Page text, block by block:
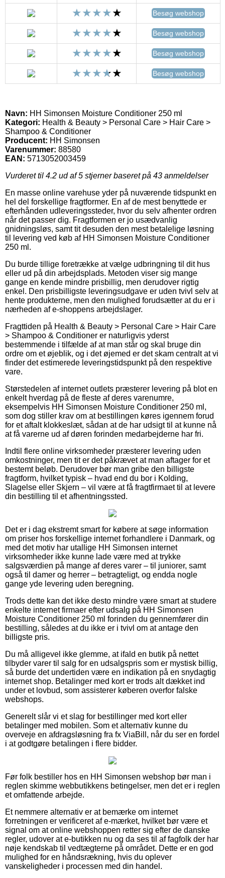
Besøg webshop
Besøg webshop
Besøg webshop
Besøg webshop
Navn: HH Simonsen Moisture Conditioner 250 ml
Kategori: Health & Beauty > Personal Care > Hair Care >
Shampoo & Conditioner
Producent: HH Simonsen
Varenummer: 88580
EAN: 5713052003459
Vurderet til 4.2 ud af 5 stjerner baseret på 43 anmeldelser
En masse online varehuse yder på nuværende tidspunkt en
hel del forskellige fragtformer. En af de mest benyttede er
efterhånden udleveringssteder, hvor du selv afhenter ordren
når det passer dig. Fragtformen er jo usædvanlig
gnidningsløs, samt tit desuden den mest betalelige løsning
til levering ved køb af HH Simonsen Moisture Conditioner
250 ml.
Du burde tillige foretrække at vælge udbringning til dit hus
eller ud på din arbejdsplads. Metoden viser sig mange
gange en kende mindre prisbillig, men derudover rigtig
enkel. Den prisbilligste leveringsudgave er uden tvivl selv at
hente produkterne, men den mulighed forudsætter at du er i
nærheden af e-shoppens arbejdslager.
Fragttiden på Health & Beauty > Personal Care > Hair Care
> Shampoo & Conditioner er naturligvis yderst
bestemmende i tilfælde af at man står og skal bruge din
ordre om et øjeblik, og i det øjemed er det skam centralt at vi
finder det estimerede leveringstidspunkt på den respektive
vare.
Størstedelen af internet outlets præsterer levering på blot en
enkelt hverdag på de fleste af deres varenumre,
eksempelvis HH Simonsen Moisture Conditioner 250 ml,
som dog stiller krav om at bestillingen køres igennem forud
for et aftalt klokkeslæt, sådan at de har udsigt til at kunne nå
at få varerne ud af døren forinden medarbejderne har fri.
Indtil flere online virksomheder præsterer levering uden
omkostninger, men tit er det påkrævet at man aftager for et
bestemt beløb. Derudover bør man gribe den billigste
fragtform, hvilket typisk – hvad end du bor i Kolding,
Slagelse eller Skjern – vil være at få fragtfirmaet til at levere
din bestilling til et afhentningssted.
Det er i dag ekstremt smart for købere at søge information
om priser hos forskellige internet forhandlere i Danmark, og
med det motiv har utallige HH Simonsen internet
virksomheder ikke kunne lade være med at trykke
salgsværdien på mange af deres varer – til juniorer, samt
også til damer og herrer – betragteligt, og endda nogle
gange yde levering uden beregning.
Trods dette kan det ikke desto mindre være smart at studere
enkelte internet firmaer efter udsalg på HH Simonsen
Moisture Conditioner 250 ml forinden du gennemfører din
bestilling, således at du ikke er i tvivl om at antage den
billigste pris.
Du må alligevel ikke glemme, at ifald en butik på nettet
tilbyder varer til salg for en udsalgspris som er mystisk billig,
så burde det undertiden være en indikation på en snydagtig
internet shop. Betalinger med kort er trods alt dækket ind
under et lovbud, som assisterer køberen overfor falske
webshops.
Generelt slår vi et slag for bestillinger med kort eller
betalinger med mobilen. Som et alternativ kunne du
overveje en afdragsløsning fra fx ViaBill, når du ser en fordel
i at godtgøre betalingen i flere bidder.
Før folk bestiller hos en HH Simonsen webshop bør man i
reglen skimme webbutikkens betingelser, men det er i reglen
et omfattende arbejde.
Et nemmere alternativ er at bemærke om internet
forretningen er verificeret af e-mærket, hvilket bør være et
signal om at online webshoppen retter sig efter de danske
regler, udover at e-butikken nu og da ses til af fagfolk der har
nøje kendskab til vedtægterne på området. Dette er en god
mulighed for en håndsrækning, hvis du oplever
vanskeligheder i processen med din handel.